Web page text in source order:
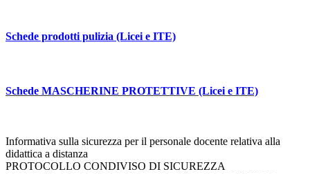
Schede prodotti pulizia (Licei e ITE)
Schede MASCHERINE PROTETTIVE (Licei e ITE)
Informativa sulla sicurezza per il personale docente relativa alla
didattica a distanza
PROTOCOLLO CONDIVISO DI SICUREZZA